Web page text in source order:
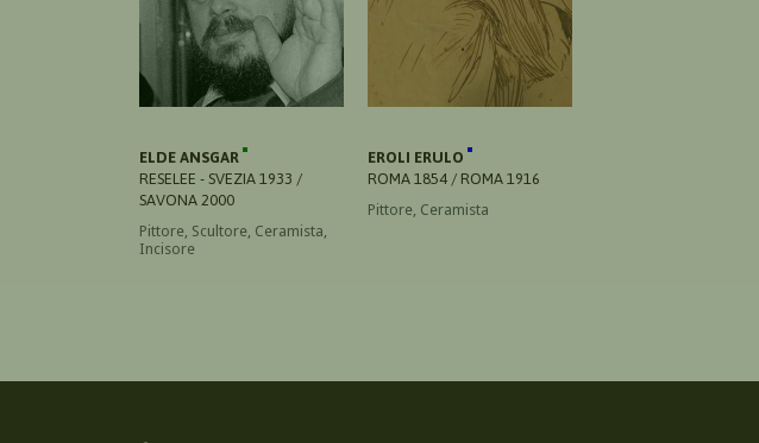
ELDE ANSGAR
RESELEE - SVEZIA 1933 /
SAVONA 2000
Pittore, Scultore, Ceramista,
Incisore
EROLI ERULO
ROMA 1854 / ROMA 1916
Pittore, Ceramista